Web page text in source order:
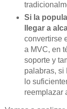
Si la
llegar a
convertirse
a MVC, en
soporte y
palabras, si
lo
reemplazar